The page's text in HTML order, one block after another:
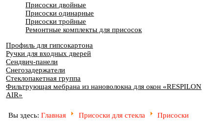
Присоски двойные
Присоски одинарные
Присоски тройные
Ремонтные комплекты для присосок
Профиль для гипсокартона
Ручки для входных дверей
Сендвич-панели
Снегозадержатели
Стеклопакетная группа
Фильтрующая мебрана из нановолокна для окон «RESPILON
AIR»
Вы здесь:Главная Присоски для стекла
Присоски